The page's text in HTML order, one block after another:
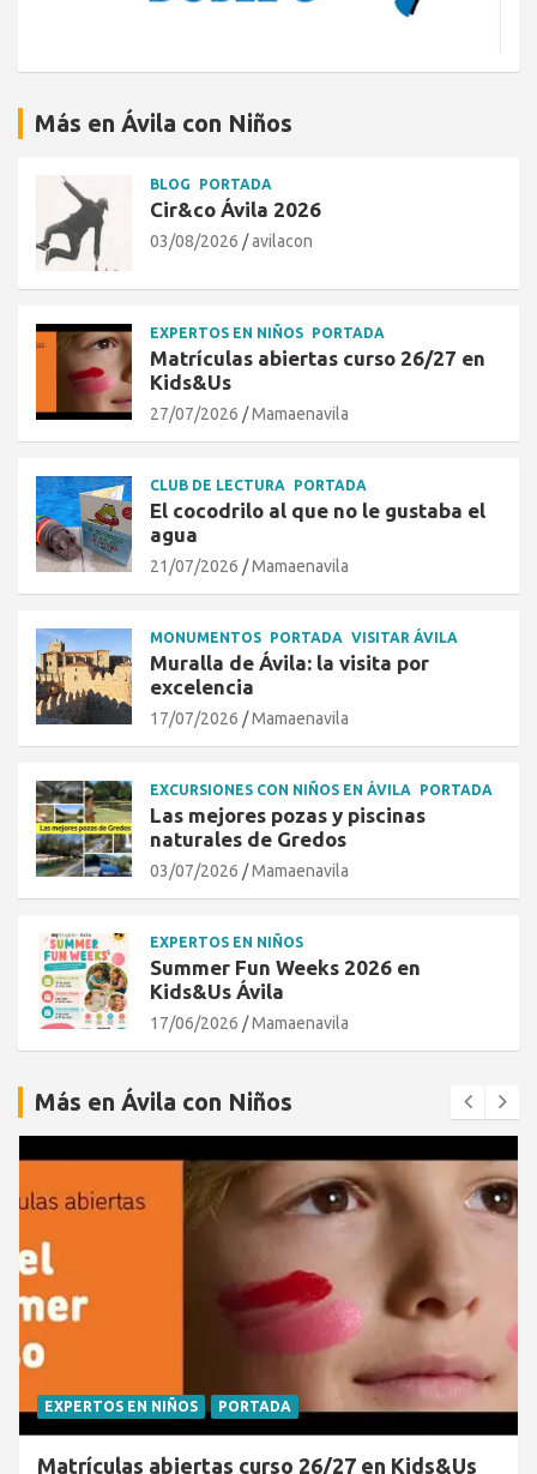
Más en Ávila con Niños
BLOG PORTADA
Cir&co Ávila 2026
03/08/2026 avilacon
EXPERTOS EN NIÑOS PORTADA
Matrículas abiertas curso 26/27 en
Kids&Us
27/07/2026 Mamaenavila
CLUB DE LECTURA PORTADA
El cocodrilo al que no le gustaba el
agua
21/07/2026 Mamaenavila
MONUMENTOS PORTADA VISITAR ÁVILA
Muralla de Ávila: la visita por
excelencia
17/07/2026 Mamaenavila
EXCURSIONES CON NIÑOS EN ÁVILA PORTADA
Las mejores pozas y piscinas
naturales de Gredos
03/07/2026 Mamaenavila
EXPERTOS EN NIÑOS
Summer Fun Weeks 2026 en
Kids&Us Ávila
17/06/2026 Mamaenavila
Más en Ávila con Niños
EXPERTOS EN NIÑOS PORTADA
Matrículas abiertas curso 26/27 en Kids&Us